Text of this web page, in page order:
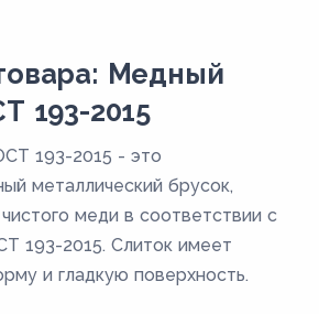
Медный
193-2015
193-2015 - это
металлический брусок,
меди в соответствии с
193-2015. Слиток имеет
и гладкую поверхность.